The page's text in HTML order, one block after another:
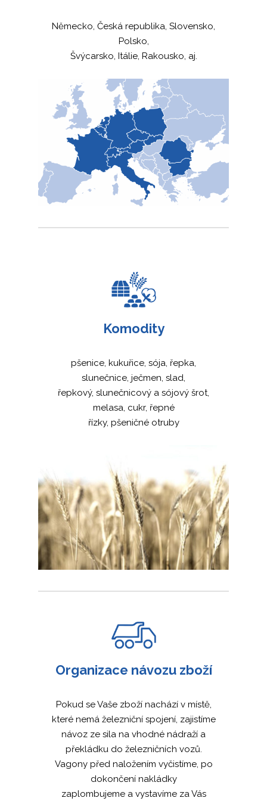
Německo, Česká republika, Slovensko,
Polsko,
Švýcarsko, Itálie, Rakousko, aj.
Komodity
pšenice, kukuřice, sója, řepka,
slunečnice, ječmen, slad,
řepkový, slunečnicový a sójový šrot,
melasa, cukr, řepné
řízky, pšeničné otruby
Organizace návozu zboží
Pokud se Vaše zboží nachází v místě,
které nemá železniční spojení, zajistíme
návoz ze sila na vhodné nádraží a
překládku do železničních vozů.
Vagony před naložením vyčistíme, po
dokončení nakládky
zaplombujeme a vystavíme za Vás